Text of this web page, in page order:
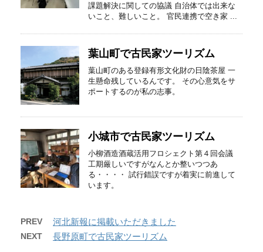
課題解決に関しての協議 自治体では出来な
いこと、難しいこと。 官民連携で空き家 ...
葉山町で古民家ツーリズム
葉山町のある登録有形文化財の日陰茶屋 一
生懸命残しているんです。 その心意気をサ
ポートするのが私の志事。
小城市で古民家ツーリズム
小柳酒造酒蔵活用フロシェクト第４回会議
工期厳しいですがなんとか整いつつあ
る・・・・ 試行錯誤ですが着実に前進して
います。
PREV 河北新報に掲載いただきました
NEXT 長野原町で古民家ツーリズム